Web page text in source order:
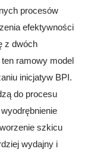
procesów
efektywności
z dwóch
ten ramowy model
inicjatyw BPI.
do procesu
szkicu
wydajny i